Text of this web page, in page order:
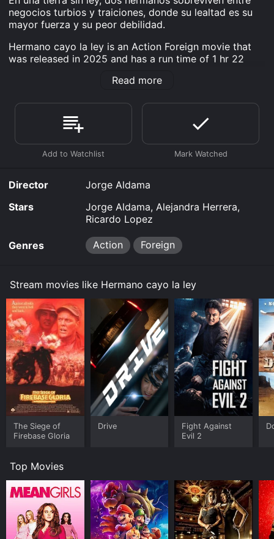
negocios turbios y traiciones, donde su lealtad es su
mayor fuerza y su peor debilidad.
Hermano cayo la ley is an Action Foreign movie that
was released in 2025 and has a run time of 1 hr 22
Hermano cayo la ley is available to watch free on Tubi
TV and stream, download on demand at online. Some
platforms allow you to rent Hermano cayo la ley for a
limited time or purchase the movie and download it to
your device.
Read more
Director
Jorge Aldama
Stars
Jorge Aldama, Alejandra Herrera,
Ricardo Lopez
Genres Action Foreign
Stream movies like Hermano cayo la ley
The Siege of
Firebase Gloria
Drive
Fight Against
Evil 2
Top Movies